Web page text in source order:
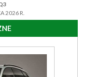
2026 R.